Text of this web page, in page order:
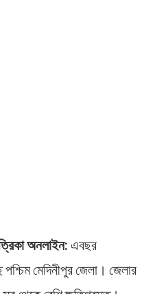
অনলাইন: এবছর
মেদিনীপুর জেলা। জেলার